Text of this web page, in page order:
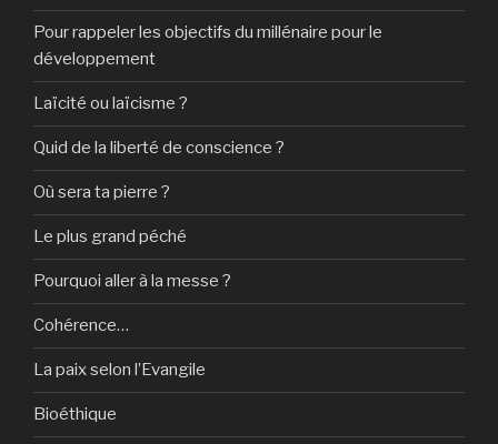
Pour rappeler les objectifs du millénaire pour le
développement
Laïcité ou laïcisme ?
Quid de la liberté de conscience ?
Où sera ta pierre ?
Le plus grand péché
Pourquoi aller à la messe ?
Cohérence…
La paix selon l’Evangile
Bioéthique